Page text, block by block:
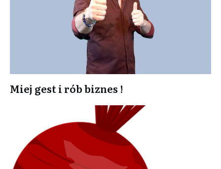
Miej gest i rób biznes !